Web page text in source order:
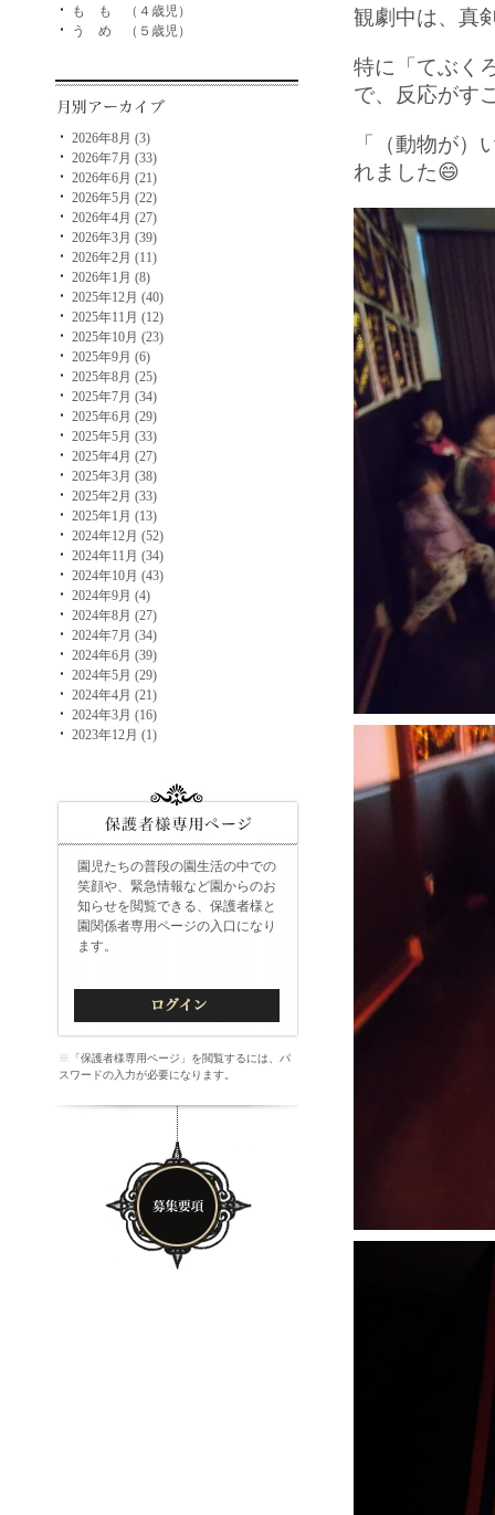
も も （４歳児）
う め （５歳児）
2026年8月 (3)
2026年7月 (33)
2026年6月 (21)
2026年5月 (22)
2026年4月 (27)
2026年3月 (39)
2026年2月 (11)
2026年1月 (8)
2025年12月 (40)
2025年11月 (12)
2025年10月 (23)
2025年9月 (6)
2025年8月 (25)
2025年7月 (34)
2025年6月 (29)
2025年5月 (33)
2025年4月 (27)
2025年3月 (38)
2025年2月 (33)
2025年1月 (13)
2024年12月 (52)
2024年11月 (34)
2024年10月 (43)
2024年9月 (4)
2024年8月 (27)
2024年7月 (34)
2024年6月 (39)
2024年5月 (29)
2024年4月 (21)
2024年3月 (16)
2023年12月 (1)
園児たちの普段の園生活の中での
笑顔や、緊急情報など園からのお
知らせを閲覧できる、保護者様と
園関係者専用ページの入口になり
ます。
※ 「保護者様専用ページ」を閲覧するには、パ
スワードの入力が必要になります。
観劇中は、真
特に「てぶく
で、反応がす
「（動物が
れました😄